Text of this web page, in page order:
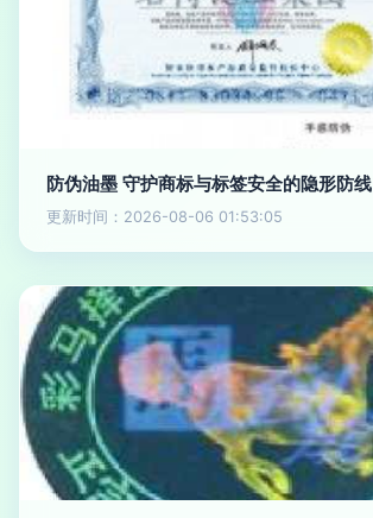
防伪油墨 守护商标与标签安全的隐形防线
更新时间：2026-08-06 01:53:05